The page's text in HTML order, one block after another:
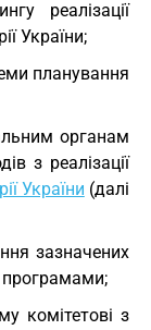
реалізації
України;
планування
органам
з реалізації
України (далі
зазначених
програмами;
комітетові з